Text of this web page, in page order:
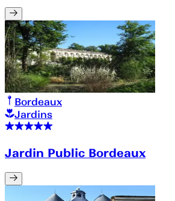
Bordeaux
Jardins
Jardin Public Bordeaux